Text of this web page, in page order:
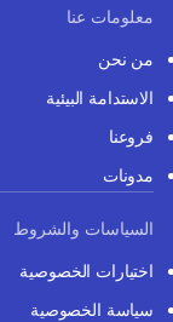
معلومات عنا
من نحن
الاستدامة البيئية
فروعنا
مدونات
السياسات والشروط
اختيارات الخصوصية
سياسة الخصوصية